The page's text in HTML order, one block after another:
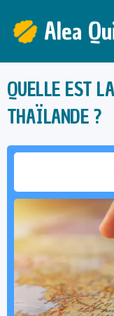
Alea
QUELLE EST
THAÏLANDE ?